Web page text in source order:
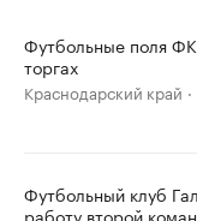
Футбольные поля ФК
торгах
Краснодарский край
Футбольный клуб
работу второй